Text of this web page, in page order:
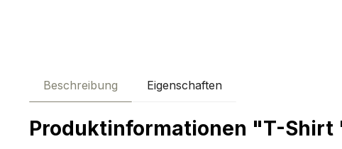
Beschreibung Eigenschaften
Produktinformationen "T-Shirt